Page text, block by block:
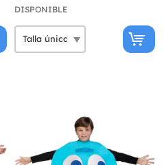
DISPONIBLE